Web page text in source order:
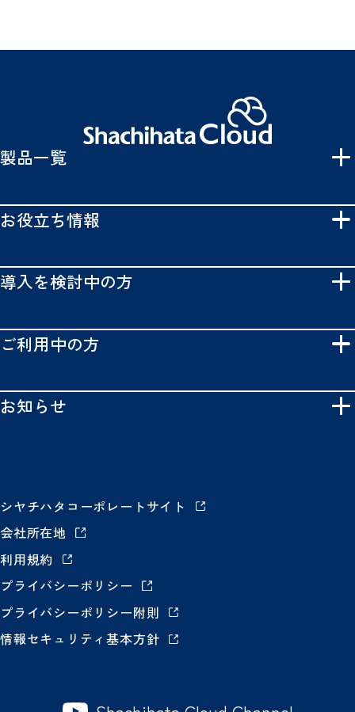
製品一覧
お役立ち情報
導入を検討中の方
ご利用中の方
お知らせ
シヤチハタコーポレートサイト
会社所在地
利用規約
プライバシーポリシー
プライバシーポリシー附則
情報セキュリティ基本方針